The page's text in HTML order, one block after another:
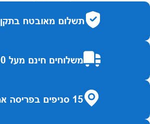
תשלום מאובטח בתקן PCI
משלוחים חינם מעל ₪500
15 סניפים בפריסה ארצית